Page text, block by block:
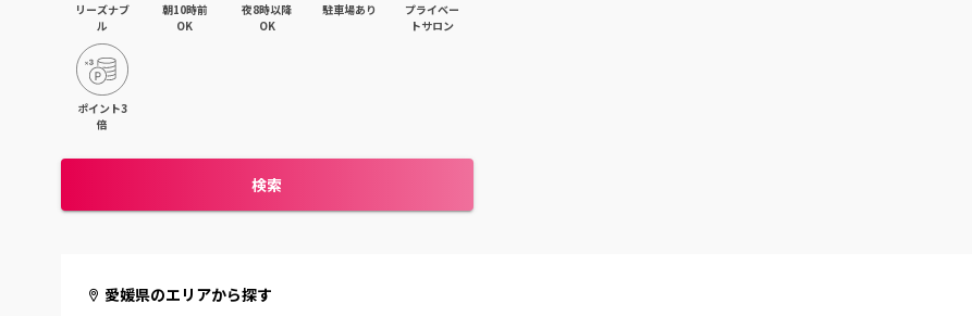
リーズナブ
ル
朝10時前
OK
夜8時以降
OK
駐車場あり
プライベー
トサロン
ポイント3
倍
検索
愛媛県のエリアから探す